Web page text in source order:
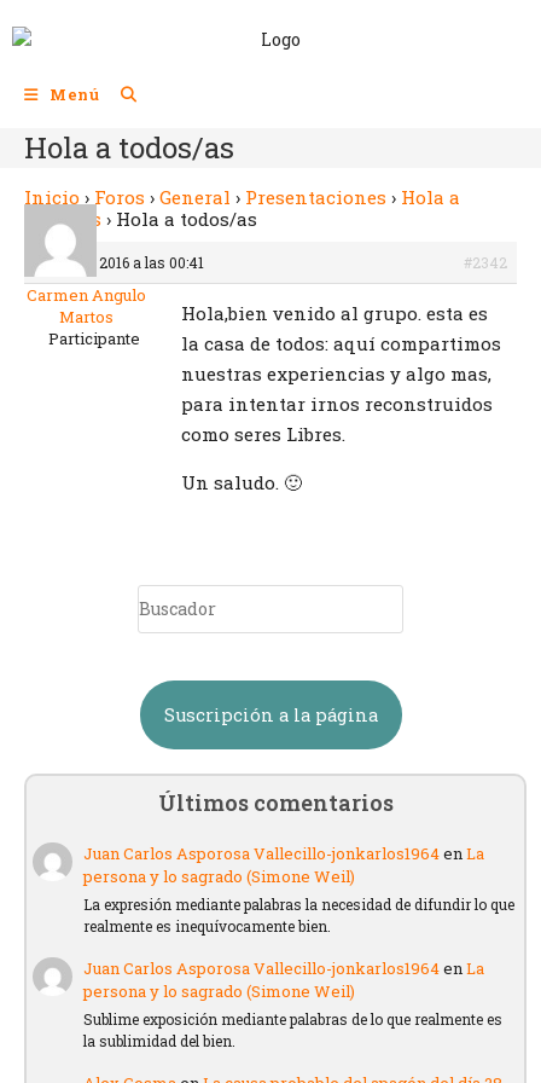
Menú
Hola a todos/as
Inicio › Foros › General › Presentaciones › Hola a
todos/as › Hola a todos/as
8 octubre 2016 a las 00:41 #2342
Carmen Angulo
Martos
Participante
Hola,bien venido al grupo. esta es
la casa de todos: aquí compartimos
nuestras experiencias y algo mas,
para intentar irnos reconstruidos
como seres Libres.
Un saludo. 🙂
Suscripción a la página
Últimos comentarios
Juan Carlos Asporosa Vallecillo-jonkarlos1964enLa
persona y lo sagrado (Simone Weil)
La expresión mediante palabras la necesidad de difundir lo que
realmente es inequívocamente bien.
Juan Carlos Asporosa Vallecillo-jonkarlos1964enLa
persona y lo sagrado (Simone Weil)
Sublime exposición mediante palabras de lo que realmente es
la sublimidad del bien.